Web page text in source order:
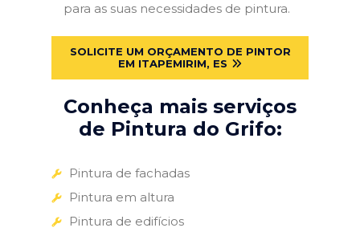
para as suas necessidades de pintura.
SOLICITE UM ORÇAMENTO DE PINTOR
EM ITAPEMIRIM, ES
Conheça mais serviços
de Pintura do Grifo:
Pintura de fachadas
Pintura em altura
Pintura de edifícios